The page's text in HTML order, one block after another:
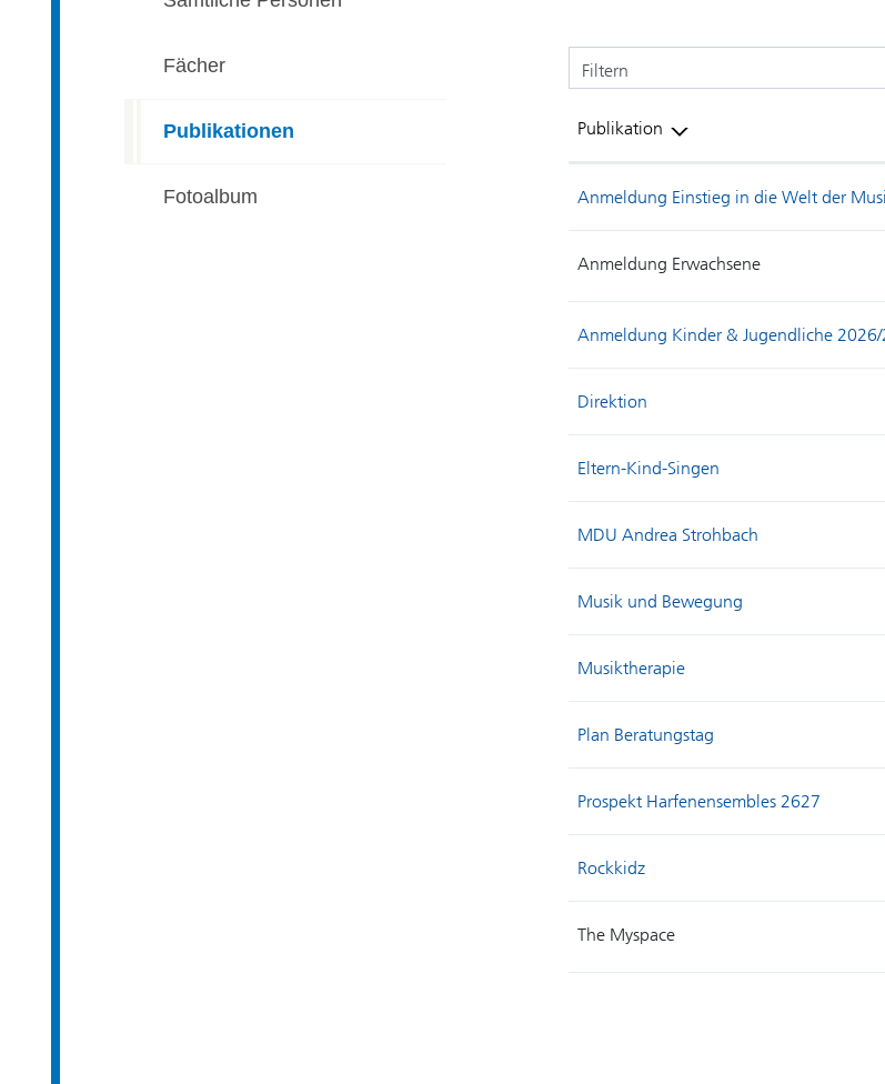
Fächer
Publikationen
Fotoalbum
Filtern
Publikation
Anmeldung Einstieg in die Welt der
Anmeldung Erwachsene
Anmeldung Kinder & Jugendliche
Direktion
Eltern-Kind-Singen
MDU Andrea Strohbach
Musik und Bewegung
Musiktherapie
Plan Beratungstag
Prospekt Harfenensembles 2627
Rockkidz
The Myspace